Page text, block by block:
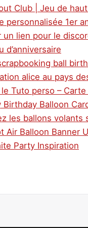
Club | Jeu de
personnalisée 1er
un lien pour le
d’anniversaire
ball
alice au pays
Tuto perso –
Birthday Balloon
les ballons volants
Air Balloon Banner
Party Inspiration